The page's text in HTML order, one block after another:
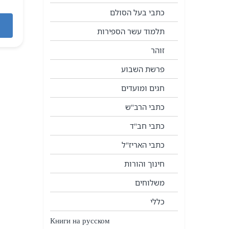
כתבי בעל הסולם
תלמוד עשר הספירות
זוהר
פרשת השבוע
חגים ומועדים
כתבי הרב"ש
כתבי חב"ד
כתבי האריז"ל
חינוך והורות
משלוחים
כללי
Книги на русском